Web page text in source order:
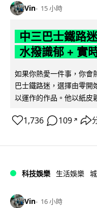
Vin 15 小時
中三巴士鐵路
水撥識郁 + 實
如果你熱愛一件事，你會
巴士鐵路迷，選擇由零開
以運作的作品。他以紙皮
1,736 109 ↗
科技娛樂 生活娛樂
Vin 16 小時